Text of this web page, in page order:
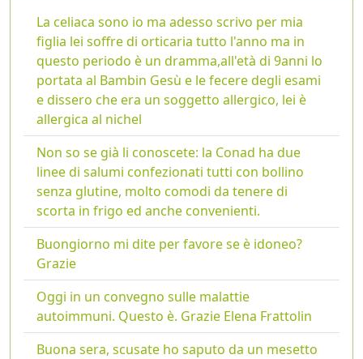
La celiaca sono io ma adesso scrivo per mia
figlia lei soffre di orticaria tutto l'anno ma in
questo periodo è un dramma,all'età di 9anni lo
portata al Bambin Gesù e le fecere degli esami
e dissero che era un soggetto allergico, lei è
allergica al nichel
Non so se già li conoscete: la Conad ha due
linee di salumi confezionati tutti con bollino
senza glutine, molto comodi da tenere di
scorta in frigo ed anche convenienti.
Buongiorno mi dite per favore se è idoneo?
Grazie
Oggi in un convegno sulle malattie
autoimmuni. Questo è. Grazie Elena Frattolin
Buona sera, scusate ho saputo da un mesetto